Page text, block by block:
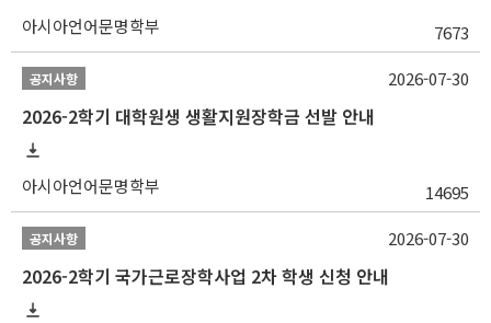
아시아언어문명학부 7673
공지사항
2026-2학기 대학원생 생활지원장학금 선발 안내
아시아언어문명학부 14695
2026-07-30
공지사항
2026-2학기 국가근로장학사업 2차 학생 신청 안내
2026-07-30